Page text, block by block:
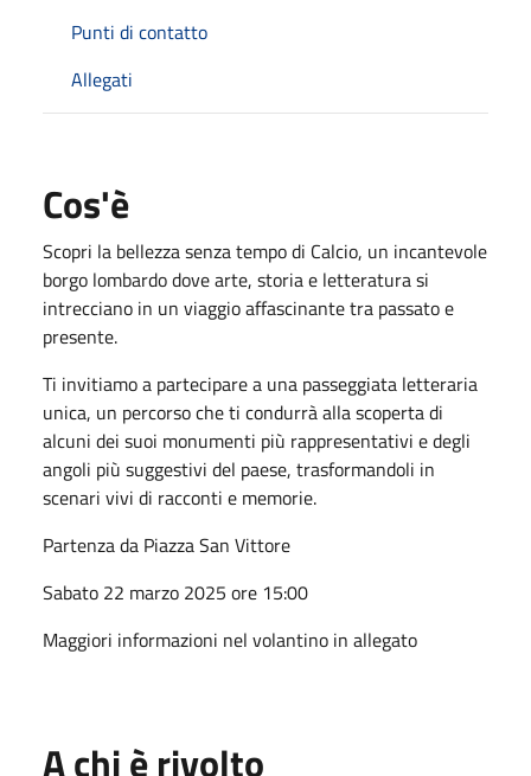
Punti di contatto
Allegati
Cos'è
Scopri la bellezza senza tempo di Calcio, un incantevole
borgo lombardo dove arte, storia e letteratura si
intrecciano in un viaggio affascinante tra passato e
presente.
Ti invitiamo a partecipare a una passeggiata letteraria
unica, un percorso che ti condurrà alla scoperta di
alcuni dei suoi monumenti più rappresentativi e degli
angoli più suggestivi del paese, trasformandoli in
scenari vivi di racconti e memorie.
Partenza da Piazza San Vittore
Sabato 22 marzo 2025 ore 15:00
Maggiori informazioni nel volantino in allegato
A chi è rivolto